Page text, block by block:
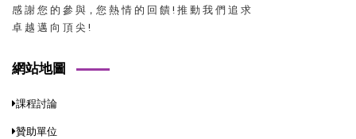
感 謝 您 的 參 與，您 熱 情 的 回 饋 ! 推 動 我 們 追 求
卓 越 邁 向 頂 尖 !
網站地圖
課程討論
贊助單位